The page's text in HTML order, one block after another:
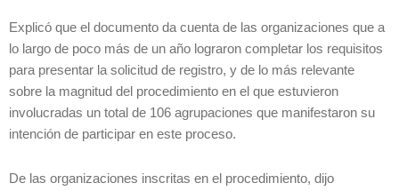
Explicó que el documento da cuenta de las organizaciones que a
lo largo de poco más de un año lograron completar los requisitos
para presentar la solicitud de registro, y de lo más relevante
sobre la magnitud del procedimiento en el que estuvieron
involucradas un total de 106 agrupaciones que manifestaron su
intención de participar en este proceso.
De las organizaciones inscritas en el procedimiento, dijo